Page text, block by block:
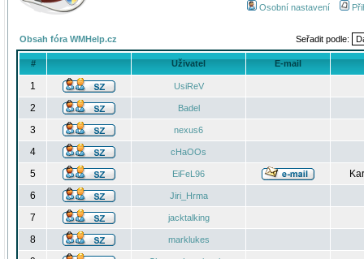
Osobní nastavení
Obsah fóra WMHelp.cz Seřadit podle:
# Uživatel E-mail
1 UsiReV
2 Badel
3 nexus6
4 cHaOOs
5 EiFeL96
6
Jiri_Hrma
7 jacktalking
8 marklukes